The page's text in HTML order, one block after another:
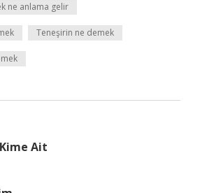
ne anlama gelir
Teneşirin ne demek
Kime Ait